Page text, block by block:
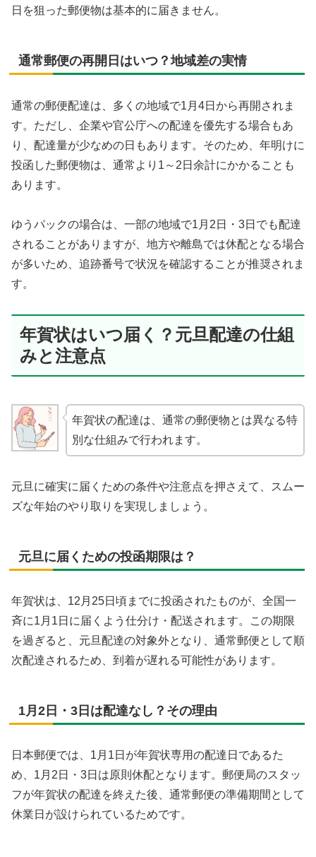
日を狙った郵便物は基本的に届きません。
通常郵便の再開日はいつ？地域差の実情
通常の郵便配達は、多くの地域で1月4日から再開されま
す。ただし、企業や官公庁への配達を優先する場合もあ
り、配達量が少なめの日もあります。そのため、年明けに
投函した郵便物は、通常より1～2日余計にかかることも
あります。
ゆうパックの場合は、一部の地域で1月2日・3日でも配達
されることがありますが、地方や離島では休配となる場合
が多いため、追跡番号で状況を確認することが推奨されま
す。
年賀状はいつ届く？元旦配達の仕組
みと注意点
年賀状の配達は、通常の郵便物とは異なる特
別な仕組みで行われます。
元旦に確実に届くための条件や注意点を押さえて、スムー
ズな年始のやり取りを実現しましょう。
元旦に届くための投函期限は？
年賀状は、12月25日頃までに投函されたものが、全国一
斉に1月1日に届くよう仕分け・配送されます。この期限
を過ぎると、元旦配達の対象外となり、通常郵便として順
次配達されるため、到着が遅れる可能性があります。
1月2日・3日は配達なし？その理由
日本郵便では、1月1日が年賀状専用の配達日であるた
め、1月2日・3日は原則休配となります。郵便局のスタッ
フが年賀状の配達を終えた後、通常郵便の準備期間として
休業日が設けられているためです。